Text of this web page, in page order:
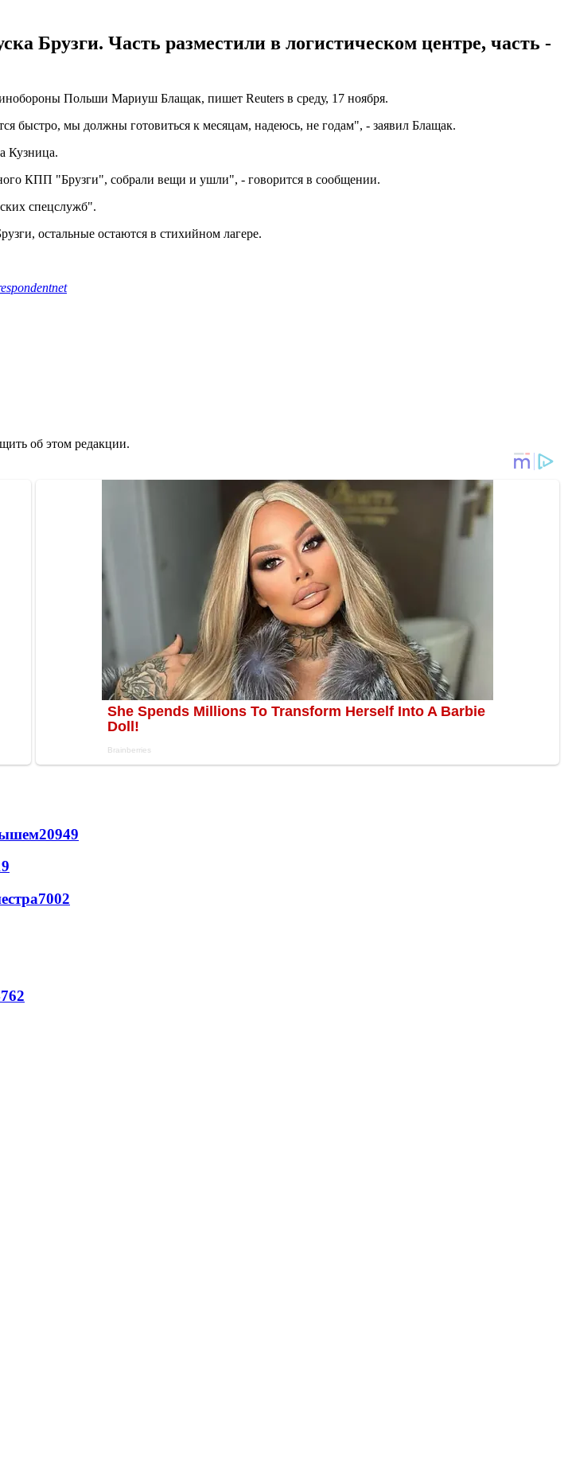
Брузги. Часть разместили в логистическом центре, часть -
Польши Мариуш Блащак, пишет Reuters в среду, 17 ноября.
быстро, мы должны готовиться к месяцам, надеюсь, не годам", - заявил Блащак.
Кузница.
КПП "Брузги", собрали вещи и ушли", - говорится в сообщении.
спецслужб".
остальные остаются в стихийном лагере.
об этом редакции.
20949
7002